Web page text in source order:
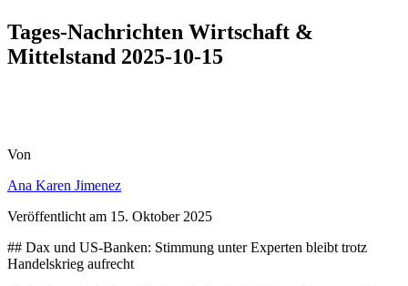
Tages-Nachrichten Wirtschaft &
Mittelstand 2025-10-15
Von
Ana Karen Jimenez
Veröffentlicht am 15. Oktober 2025
## Dax und US-Banken: Stimmung unter Experten bleibt trotz
Handelskrieg aufrecht